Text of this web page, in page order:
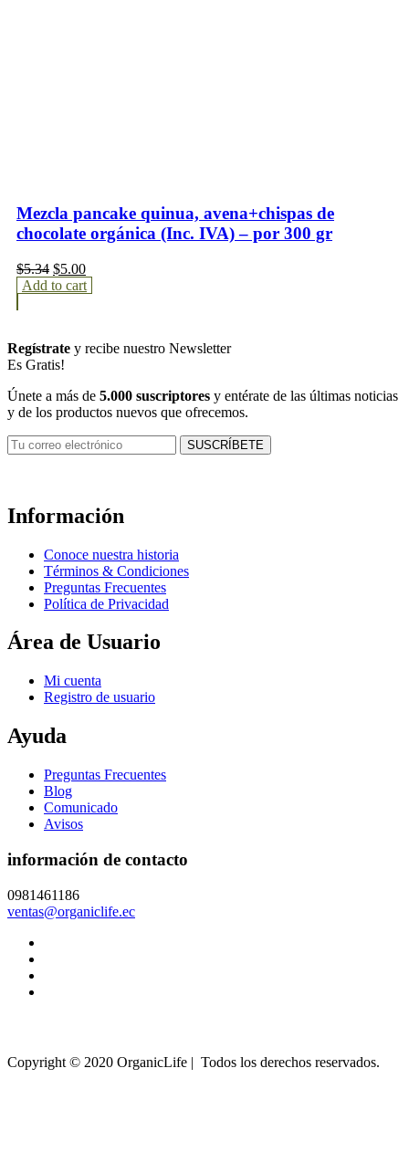
Mezcla pancake quinua, avena+chispas de
chocolate orgánica (Inc. IVA) – por 300 gr
$5.34 $5.00
Add to cart
Regístrate y recibe nuestro Newsletter
Es Gratis!
Únete a más de 5.000 suscriptores y entérate de las últimas noticias
y de los productos nuevos que ofrecemos.
Información
Conoce nuestra historia
Términos & Condiciones
Preguntas Frecuentes
Política de Privacidad
Área de Usuario
Mi cuenta
Registro de usuario
Ayuda
Preguntas Frecuentes
Blog
Comunicado
Avisos
información de contacto
0981461186
ventas@organiclife.ec
Copyright © 2020 OrganicLife | Todos los derechos reservados.